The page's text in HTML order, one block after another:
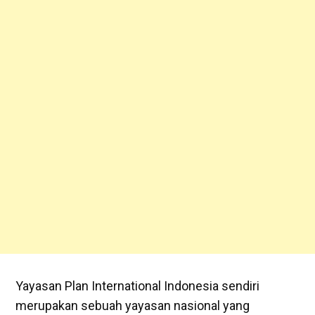
Yayasan Plan International Indonesia sendiri
merupakan sebuah yayasan nasional yang